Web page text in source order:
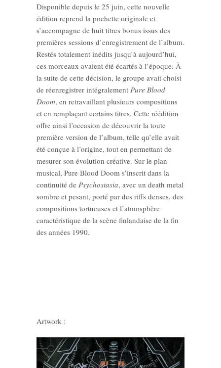
Disponible depuis le 25 juin, cette nouvelle
édition reprend la pochette originale et
s’accompagne de huit titres bonus issus des
premières sessions d’enregistrement de l’album.
Restés totalement inédits jusqu’à aujourd’hui,
ces morceaux avaient été écartés à l’époque. À
la suite de cette décision, le groupe avait choisi
de réenregistrer intégralement Pure Blood
Doom, en retravaillant plusieurs compositions
et en remplaçant certains titres. Cette réédition
offre ainsi l’occasion de découvrir la toute
première version de l’album, telle qu’elle avait
été conçue à l’origine, tout en permettant de
mesurer son évolution créative. Sur le plan
musical, Pure Blood Doom s’inscrit dans la
continuité de Psychostasia, avec un death metal
sombre et pesant, porté par des riffs denses, des
compositions tortueuses et l’atmosphère
caractéristique de la scène finlandaise de la fin
des années 1990.
Artwork :